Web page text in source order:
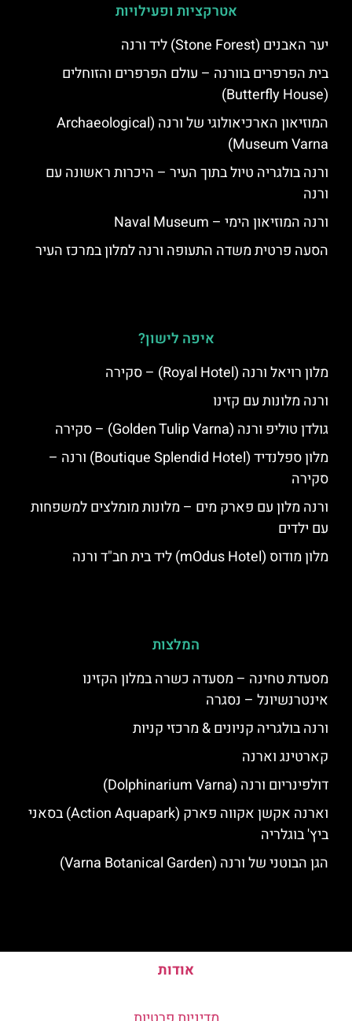
אטרקציות ופעילויות
יער האבנים (Stone Forest) ליד ורנה
בית הפרפרים בוורנה – עולם הפרפרים והזוחלים
(Butterfly House)
המוזיאון הארכיאולוגי של ורנה (Archaeological
Museum Varna)
ורנה בולגריה טיול בתוך העיר – היכרות ראשונה עם
ורנה
ורנה המוזיאון הימי – Naval Museum
הסעה פרטית משדה התעופה ורנה למלון במרכז העיר
איפה לישון?
מלון רויאל ורנה (Royal Hotel) – סקירה
ורנה מלונות עם קזינו
גולדן טוליפ ורנה (Golden Tulip Varna) – סקירה
מלון ספלנדיד (Boutique Splendid Hotel) ורנה –
סקירה
ורנה מלון עם פארק מים – מלונות מומלצים למשפחות
עם ילדים
מלון מודוס (mOdus Hotel) ליד בית חב"ד ורנה
המלצות
מסעדת טחינה – מסעדה כשרה במלון הקזינו
אינטרנשיונל – נסגרה
ורנה בולגריה קניונים & מרכזי קניות
קארטינג וארנה
דולפינריום ורנה (Dolphinarium Varna)
וארנה אקשן אקווה פארק (Action Aquapark) בסאני
ביץ' בוגלריה
הגן הבוטני של ורנה (Varna Botanical Garden)
אודות